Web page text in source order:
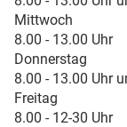
Mittwoch
8.00 - 13.00 Uhr
Donnerstag
8.00 - 13.00 Uhr
Freitag
8.00 - 12-30 Uhr